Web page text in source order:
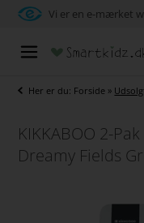
Vi er en e-mærket
Her er du: Forside »
KIKKABOO 2-
Dreamy Fields